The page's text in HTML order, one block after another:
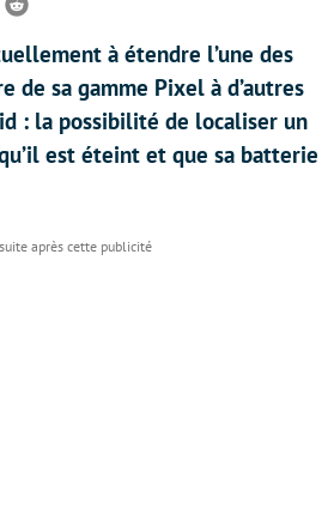
Reddit
à étendre l’une des
de sa gamme Pixel à d’autres
: la possibilité de localiser un
est éteint et que sa batterie